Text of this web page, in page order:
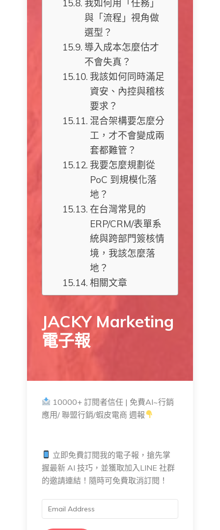
我如何用「任務」
與「流程」視角做
選型？
導入成本怎麼估才
不會失真？
我該如何同時滿足
資安、內控與稽核
要求？
混合架構要怎麼分
工，才不會變成兩
套都難管？
我要怎麼規劃從
PoC 到規模化落
地？
在台灣常見的
ERP/CRM/表單系
統與跨部門簽核情
境，我該怎麼落
地？
相關文章
JACKY Marketing
電子報
10000+ 訂閱者信任 | 免費AI~行銷
應用/ 聯盟行銷/蝦皮電商 週報
立即免費訂閱我的電子報，搶先掌
握最新 AI 技巧，並獲取加入LINE 社群
的邀請連結！隨時可免費取消訂閱！